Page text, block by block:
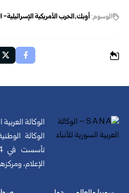
الوسوم: أوبك الحرب الأمريكية الإسرائيلية-
الوكالة
الوكالة
الإعلام،